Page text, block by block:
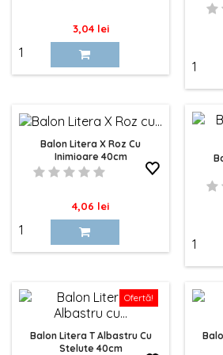
Pret
3,04 lei
Balon Litera X Roz Cu
Inimioare 40cm
Pret
4,06 lei
Ofertă!
Balon Litera T Albastru Cu
Stelute 40cm